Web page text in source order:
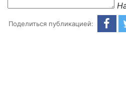
Поделиться публикацией: